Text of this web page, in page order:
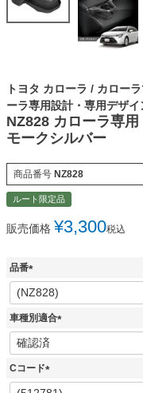
トヨタ カローラ / カロー
ーラ専用設計・専用デザ
NZ828 カローラ専
モークシルバー
商品番号 NZ828
ルート限定品
販売価格 ¥3,300税込
品番
(
必
須
車種別適合
(
Cコード
(